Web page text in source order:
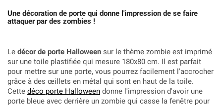
Une décoration de porte qui donne l'impression de se faire
attaquer par des zombies !
Le décor de porte Halloween sur le thème zombie est imprimé
sur une toile plastifiée qui mesure 180x80 cm. Il est parfait
pour mettre sur une porte, vous pourrez facilement l'accrocher
grâce à des œillets en métal qui sont en haut de la toile.
Cette déco porte Halloween donne l'impression d'avoir une
porte bleue avec derrière un zombie qui casse la fenêtre pour